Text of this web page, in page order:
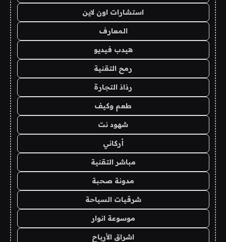
استشارات اون لاين
المعارف
هيدب فيديو
رمح التقنية
رذاذ التجارة
طعم وكيف
شهود نت
أركاني
مباشر التقنية
مدونة صحبة
شرقيات السياحة
موسوعة انوار
اشراق الأرباح